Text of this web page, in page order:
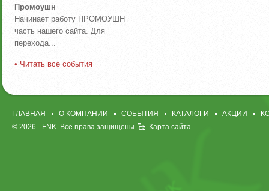
Промоушн
Начинает работу ПРОМОУШН
часть нашего сайта. Для
перехода...
• Читать все события
ГЛАВНАЯ О КОМПАНИИ СОБЫТИЯ КАТАЛОГИ АКЦИИ
© 2026 - FNK. Все права защищены. Карта сайта